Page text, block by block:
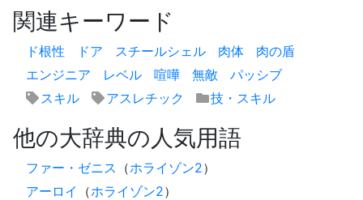
関連キーワード
ド根性 ドア スチールシェル 肉体
肉の盾
エンジニア
レベル 喧嘩 無敵
パッシブ
スキル
アスレチック 技・スキル
他の大辞典の人気用語
ファー・ゼニス （ホライゾン2）
アーロイ
（ホライゾン2）